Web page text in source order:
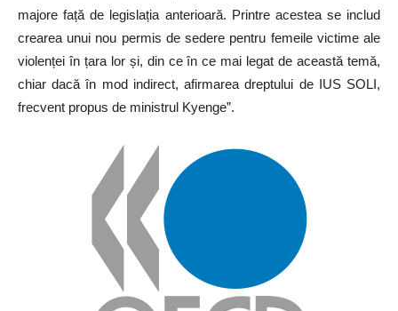
majore față de legislația anterioară. Printre acestea se includ
crearea unui nou permis de sedere pentru femeile victime ale
violenței în țara lor și, din ce în ce mai legat de această temă,
chiar dacă în mod indirect, afirmarea dreptului de IUS SOLI,
frecvent propus de ministrul Kyenge”.